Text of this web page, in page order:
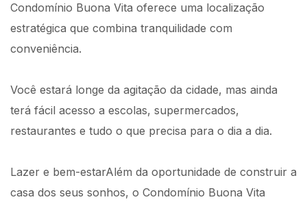
Condomínio Buona Vita oferece uma localização
estratégica que combina tranquilidade com
conveniência.
Você estará longe da agitação da cidade, mas ainda
terá fácil acesso a escolas, supermercados,
restaurantes e tudo o que precisa para o dia a dia.
Lazer e bem-estarAlém da oportunidade de construir a
casa dos seus sonhos, o Condomínio Buona Vita